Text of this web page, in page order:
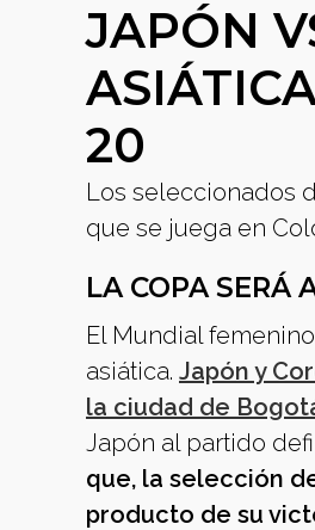
JAPÓN
20
Los seleccionados
que se juega en
LA COPA SERÁ
El Mundial
asiática. Japón y
la ciudad de
Japón al partido
que, la selección
producto de su